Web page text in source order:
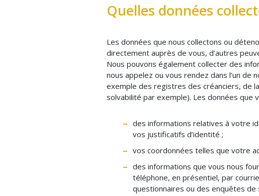
Quelles données
Les données que nous collectons ou
directement auprès de vous, d’autres
Nous pouvons également collecter des
nous appelez ou vous rendez dans l’un
exemple des registres des créanciers, de
solvabilité par exemple). Les données que
des informations relatives à votre
vos justificatifs d’identité ;
vos coordonnées telles que votre
des informations que vous nous
téléphone, en présentiel, par
questionnaires ou des enquêtes de